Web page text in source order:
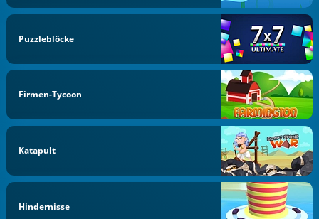
Puzzleblöcke
Firmen-Tycoon
Katapult
Hindernisse